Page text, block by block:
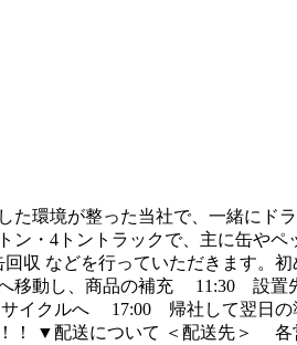
た環境が整った当社で、一緒に
・4トントラックで、主に缶や
収 などを行っていただきます
動し、商品の補充 11:30 設置
ルへ 17:00 帰社して翌日の
！ ▼配送について ＜配送先＞